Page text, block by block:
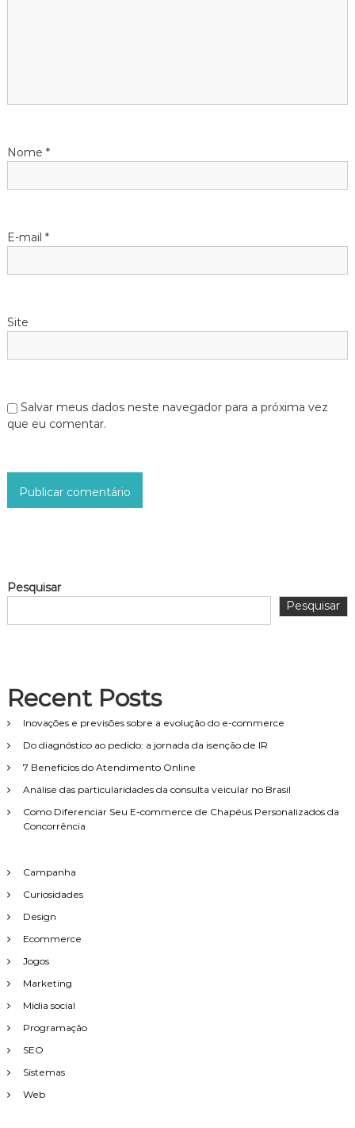
P
o
s
t
Nome *
E-mail *
Site
Salvar meus dados neste navegador para a próxima vez
que eu comentar.
Pesquisar
Pesquisar
Recent Posts
Inovações e previsões sobre a evolução do e-commerce
Do diagnóstico ao pedido: a jornada da isenção de IR
7 Benefícios do Atendimento Online
Análise das particularidades da consulta veicular no Brasil
Como Diferenciar Seu E-commerce de Chapéus Personalizados da
Concorrência
Campanha
Curiosidades
Design
Ecommerce
Jogos
Marketing
Mídia social
Programação
SEO
Sistemas
Web